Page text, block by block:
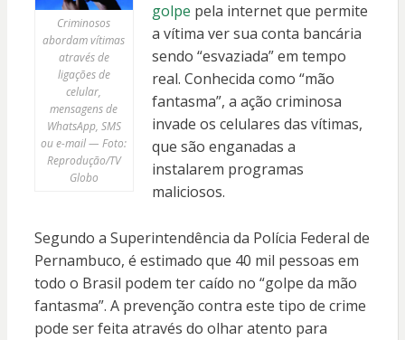
Criminosos
abordam vítimas
através de
ligações de
celular,
mensagens de
WhatsApp, SMS
ou e-mail — Foto:
Reprodução/TV
Globo
golpe pela internet que permite
a vítima ver sua conta bancária
sendo “esvaziada” em tempo
real. Conhecida como “mão
fantasma”, a ação criminosa
invade os celulares das vítimas,
que são enganadas a
instalarem programas
maliciosos.
Segundo a Superintendência da Polícia Federal de
Pernambuco, é estimado que 40 mil pessoas em
todo o Brasil podem ter caído no “golpe da mão
fantasma”. A prevenção contra este tipo de crime
pode ser feita através do olhar atento para